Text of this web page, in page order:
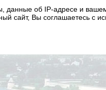
данные об IP-адресе и
сайт, Вы соглашаетесь с